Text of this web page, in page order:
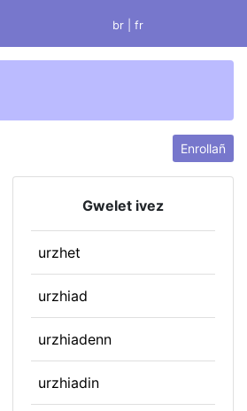
br | fr
Enrollañ
Gwelet ivez
urzhet
urzhiad
urzhiadenn
urzhiadin